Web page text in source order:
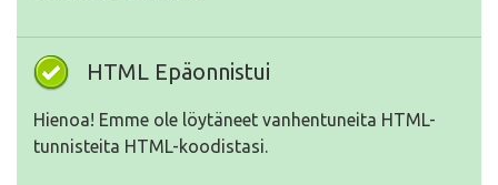
HTML Epäonnistui
Hienoa! Emme ole löytäneet vanhentuneita HTML-
tunnisteita HTML-koodistasi.